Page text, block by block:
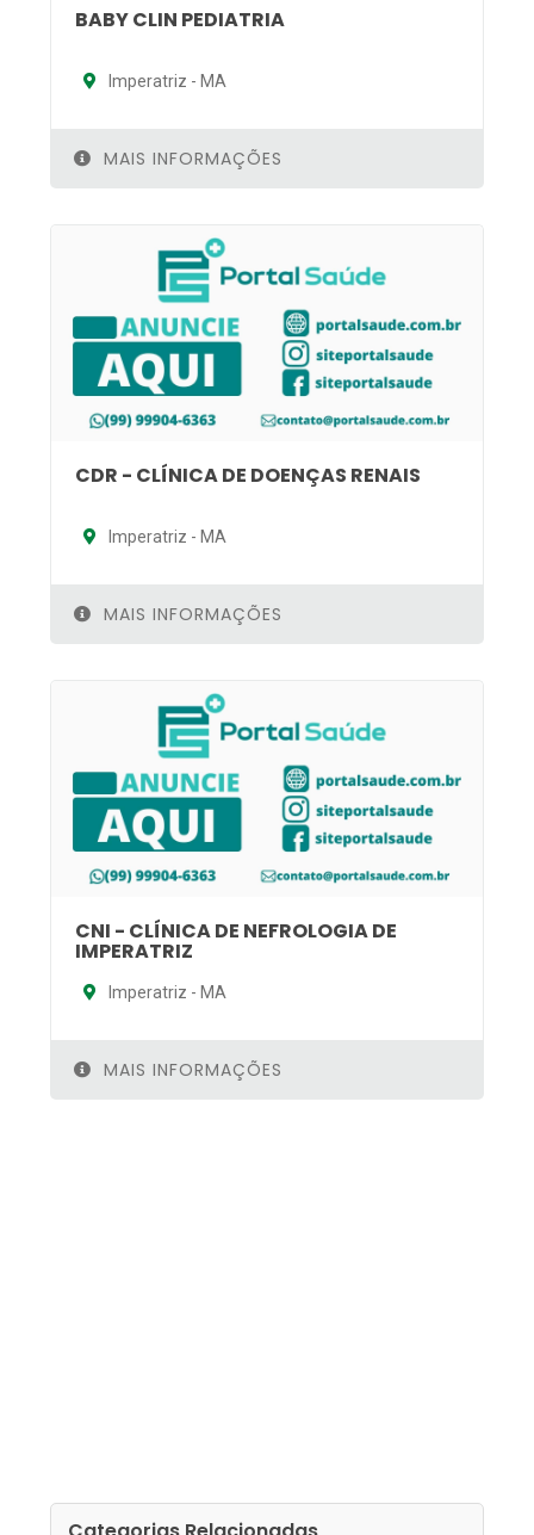
BABY CLIN PEDIATRIA
Imperatriz - MA
MAIS INFORMAÇÕES
CDR - CLÍNICA DE DOENÇAS RENAIS
Imperatriz - MA
MAIS INFORMAÇÕES
CNI - CLÍNICA DE NEFROLOGIA DE
IMPERATRIZ
Imperatriz - MA
MAIS INFORMAÇÕES